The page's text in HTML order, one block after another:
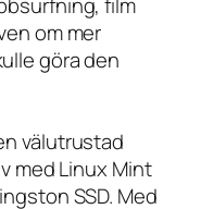
om mer
göra den
välutrustad
med Linux Mint
SSD. Med